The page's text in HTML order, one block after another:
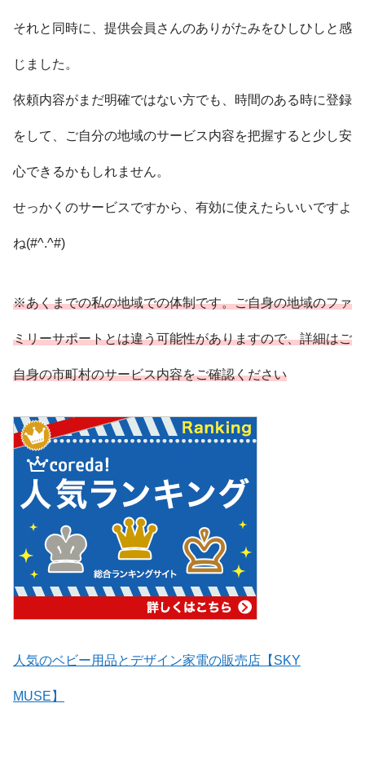
それと同時に、提供会員さんのありがたみをひしひしと感
じました。
依頼内容がまだ明確ではない方でも、時間のある時に登録
をして、ご自分の地域のサービス内容を把握すると少し安
心できるかもしれません。
せっかくのサービスですから、有効に使えたらいいですよ
ね(#^.^#)
※あくまでの私の地域での体制です。ご自身の地域のファ
ミリーサポートとは違う可能性がありますので、詳細はご
自身の市町村のサービス内容をご確認ください
人気のベビー用品とデザイン家電の販売店【SKY
MUSE】